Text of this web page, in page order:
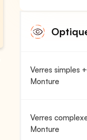
Verres simples +
Monture
Verres
Monture